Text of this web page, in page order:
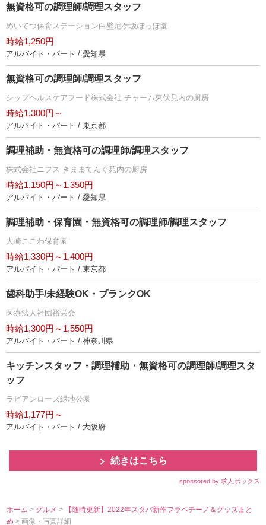
無資格可の調理師/調理スタッフ
めいてつ保育ステーション白壁尼ケ坂ぽっぽ園
時給1,250円
アルバイト・パート / 愛知県
無資格可の調理師/調理スタッフ
シップヘルスケアフード株式会社 チャーム東伏見内の厨房
時給1,300円～
アルバイト・パート / 東京都
調理補助・無資格可の調理師/調理スタッフ
株式会社ニフス きままてんぐ苑内の厨房
時給1,150円～1,350円
アルバイト・パート / 愛知県
調理補助・保育園・無資格可の調理師/調理スタッフ
大崎ここわ保育園
時給1,330円～1,400円
アルバイト・パート / 東京都
歯科助手/未経験OK・ブランクOK
医療法人社団裕栄会
時給1,300円～1,550円
アルバイト・パート / 神奈川県
キッチンスタッフ・調理補助・無資格可の調理師/調理スタ
ッフ
ラビアンローズ緑地公園
時給1,177円～
アルバイト・パート / 大阪府
続きはこちら
sponsored by 求人ボックス
ホーム > グルメ>
【随時更新】2022年スタバ新作フラペチーノ＆グッズまと
め> 画像・写真詳細